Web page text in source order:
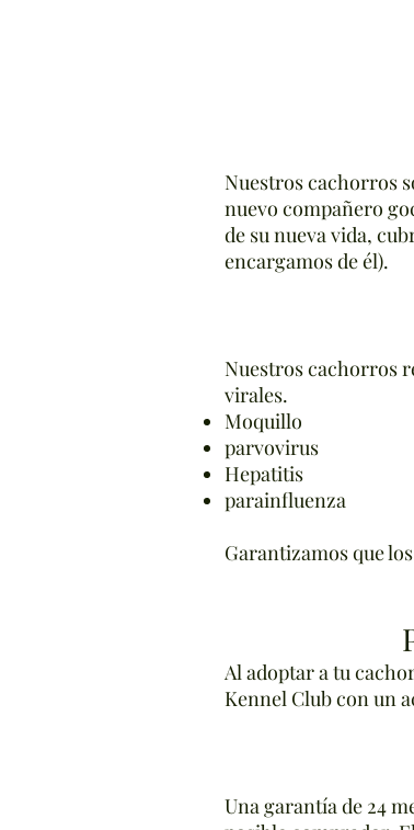
Nuestros cachorros
nuevo compañero
de su nueva vida,
encargamos de él).
Nuestros cachorros
virales.
Moquillo
parvovirus
Hepatitis
parainfluenza
Garantizamos que
Al adoptar a tu
Kennel Club con un
Una garantía de 24